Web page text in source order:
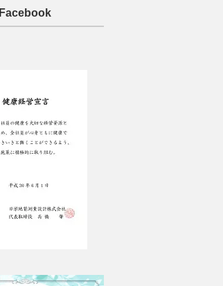
Facebook